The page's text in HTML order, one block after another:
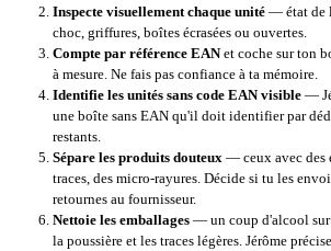
Inspecte visuellement chaque unité — état de
choc, griffures, boîtes écrasées ou ouvertes.
Compte par référence EANet coche sur ton
à mesure. Ne fais pas confiance à ta mémoire.
Identifie les unités sans code EAN visible —
une boîte sans EAN qu'il doit identifier par
restants.
Sépare les produits douteux — ceux avec des
traces, des micro-rayures. Décide si tu les
retournes au fournisseur.
Nettoie les emballages — un coup d'alcool sur
la poussière et les traces légères. Jérôme